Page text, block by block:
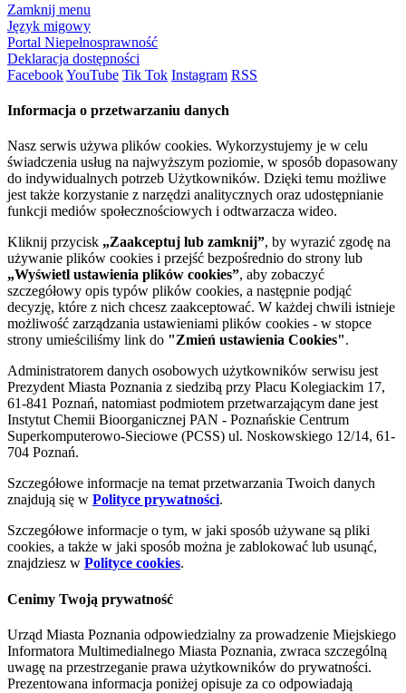
Zamknij menu
Język migowy
Portal Niepełnosprawność
Deklaracja dostępności
FacebookYouTube Tik Tok Instagram RSS
Informacja o przetwarzaniu danych
Nasz serwis używa plików cookies. Wykorzystujemy je w celu
świadczenia usług na najwyższym poziomie, w sposób dopasowany
do indywidualnych potrzeb Użytkowników. Dzięki temu możliwe
jest także korzystanie z narzędzi analitycznych oraz udostępnianie
funkcji mediów społecznościowych i odtwarzacza wideo.
Kliknij przycisk „Zaakceptuj lub zamknij”, by wyrazić zgodę na
używanie plików cookies i przejść bezpośrednio do strony lub
„Wyświetl ustawienia plików cookies”, aby zobaczyć
szczegółowy opis typów plików cookies, a następnie podjąć
decyzję, które z nich chcesz zaakceptować. W każdej chwili istnieje
możliwość zarządzania ustawieniami plików cookies - w stopce
strony umieściliśmy link do "Zmień ustawienia Cookies".
Administratorem danych osobowych użytkowników serwisu jest
Prezydent Miasta Poznania z siedzibą przy Placu Kolegiackim 17,
61-841 Poznań, natomiast podmiotem przetwarzającym dane jest
Instytut Chemii Bioorganicznej PAN - Poznańskie Centrum
Superkomputerowo-Sieciowe (PCSS) ul. Noskowskiego 12/14, 61-
704 Poznań.
Szczegółowe informacje na temat przetwarzania Twoich danych
znajdują się w Polityce prywatności.
Szczegółowe informacje o tym, w jaki sposób używane są pliki
cookies, a także w jaki sposób można je zablokować lub usunąć,
znajdziesz w Polityce cookies.
Cenimy Twoją prywatność
Urząd Miasta Poznania odpowiedzialny za prowadzenie Miejskiego
Informatora Multimedialnego Miasta Poznania, zwraca szczególną
uwagę na przestrzeganie prawa użytkowników do prywatności.
Prezentowana informacja poniżej opisuje za co odpowiadają